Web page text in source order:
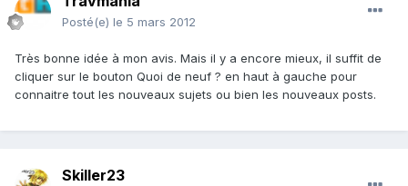
Posté(e) le 5 mars 2012
Très bonne idée à mon avis. Mais il y a encore mieux, il suffit de
cliquer sur le bouton Quoi de neuf ? en haut à gauche pour
connaitre tout les nouveaux sujets ou bien les nouveaux posts.
Skiller23